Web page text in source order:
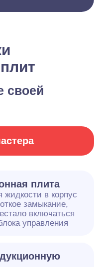
своей
плита
жидкости в корпус
замыкание,
включаться
управления